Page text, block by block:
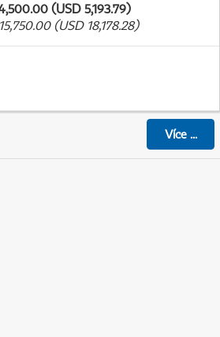
(USD 5,193.79)
(USD 18,178.28)
Více...